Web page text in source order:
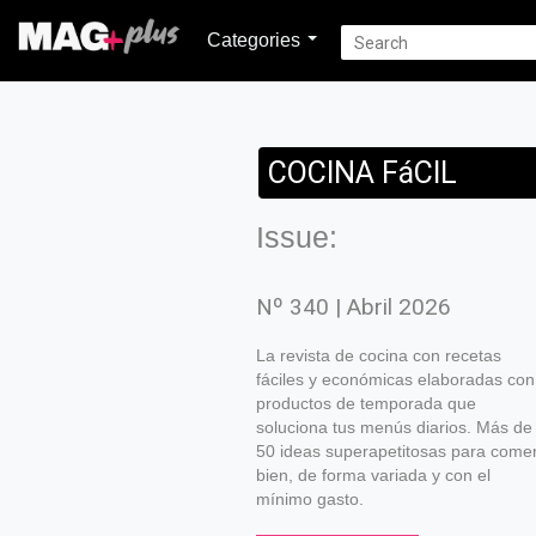
Categories
COCINA FáCIL
Issue:
Nº 340 | Abril 2026
La revista de cocina con recetas
fáciles y económicas elaboradas con
productos de temporada que
soluciona tus menús diarios. Más de
50 ideas superapetitosas para
bien, de forma variada y con el
mínimo gasto.